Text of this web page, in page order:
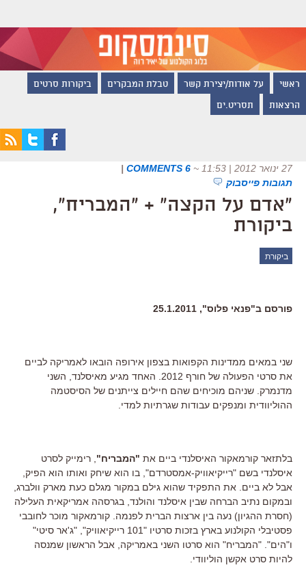
ראשי על אודות/יצירת קשר טבלת המבקרים ביקורות סרטים
הרצאות תסריט.ים
27 ינואר 2012 | 11:53 ~
6 COMMENTS
|
תגובות פייסבוק
"אדם על הקצה" + "המבריח",
ביקורת
ביקורת
פורסם ב"פנאי פלוס", 25.1.2011
שני במאים ממדינות הקפואות בצפון אירופה הובאו לאמריקה לביים
את סרטי הפעולה של חורף 2012. האחד מגיע מאיסלנד, השני
מדנמרק. שניהם מוכיחים שהם חיילים צייתנים של הסיסטמה
ההוליוודית ומנפקים עבודות שגרתיות למדי.
בלתזאר קורמאקור האיסלנדי ביים את "המבריח" , רימייק לסרט
איסלנדי בשם "רייקיאוויק-אמסטרדם", בו הוא שיחק ואותו הוא הפיק,
אבל לא ביים. את התפקיד שהוא גילם במקור מגלם כעת מארק וולברג,
ובמקום נתיב הברחה שבין איסלנד והולנד, בגרסהה אמריקאית העלילה
(חסרת ההגיון) נעה בין ארצות הברית לפנמה. קורמאקור מוכר לחובבי
פסטיבלי הקולנוע בארץ בזכות סרטיו "101 רייקיאוויק", "ג'אר סיטי"
ו"הים". "המבריח" הוא סרטו השני באמריקה, אבל הראשון שמנסה
להיות סרט אקשן הוליוודי.